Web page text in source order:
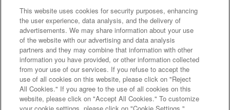
家制度に関する期限日
電子決済等代行業者との連携について
「マネー・ローンダリング及びテロ資金供与対策に関するガイド
ライン」を踏まえた取り組み
アクセシビリティについて
契約代理業・銀行代理業・外国銀行代理業務について
金銭債権
等と預金等との誤認防止について
三井住友信託銀行株式会社
This website uses cookies for security purposes, enhancing
the user experience, data analysis, and the delivery of
advertisements. We may share information about your use
of the website with our advertising and data analysis
partners and they may combine that information with other
information you have provided, or other information collected
from your use of our services. If you refuse to accept the
use of all cookies on this website, please click on "Reject
All Cookies." If you agree to the use of all cookies on this
website, please click on "Accept All Cookies." To customize